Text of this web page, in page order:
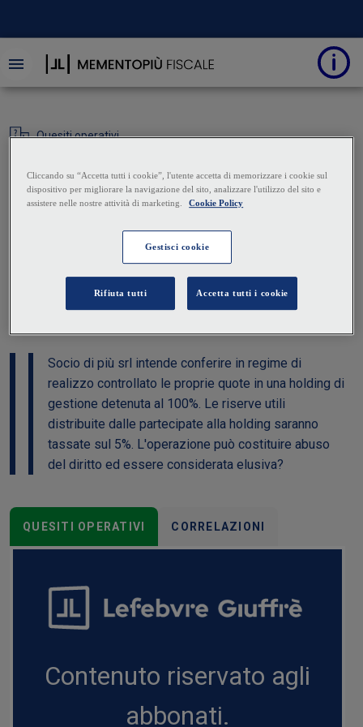
Quesiti operativi
Conferimento a
realizzo controllato e
distribuzione dei
dividendi
Socio di più srl intende conferire in regime di
realizzo controllato le proprie quote in una holding di
gestione detenuta al 100%. Le riserve utili
distribuite dalle partecipate alla holding saranno
tassate sul 5%. L'operazione può costituire abuso
del diritto ed essere considerata elusiva?
QUESITI OPERATIVI CORRELAZIONI
Contenuto riservato agli
abbonati.